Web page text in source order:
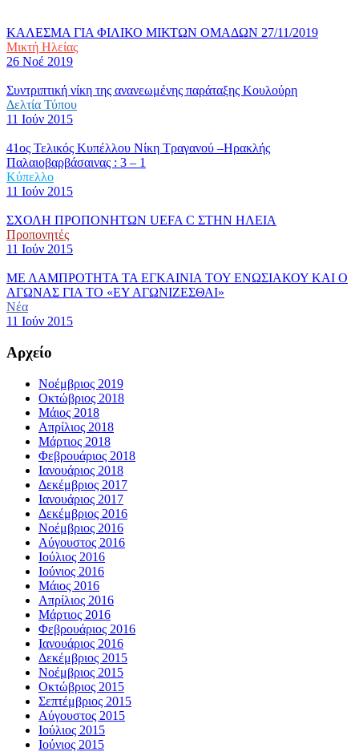
ΚΑΛΕΣΜΑ ΓΙΑ ΦΙΛΙΚΟ ΜΙΚΤΩΝ ΟΜΑΔΩΝ 27/11/2019
Μικτή Ηλείας
26 Νοέ 2019
Συντριπτική νίκη της ανανεωμένης παράταξης Κουλούρη
Δελτία Τύπου
11 Ιούν 2015
41ος Τελικός Κυπέλλου Νίκη Τραγανού –Ηρακλής
Παλαιοβαρβάσαινας : 3 – 1
Κύπελλο
11 Ιούν 2015
ΣΧΟΛΗ ΠΡΟΠΟΝΗΤΩΝ UEFA C ΣΤΗΝ ΗΛΕΙΑ
Προπονητές
11 Ιούν 2015
ΜΕ ΛΑΜΠΡΟΤΗΤΑ ΤΑ ΕΓΚΑΙΝΙΑ ΤΟΥ ΕΝΩΣΙΑΚΟΥ ΚΑΙ Ο
ΑΓΩΝΑΣ ΓΙΑ ΤΟ «ΕΥ ΑΓΩΝΙΖΕΣΘΑΙ»
Νέα
11 Ιούν 2015
Αρχείο
Νοέμβριος 2019
Οκτώβριος 2018
Μάιος 2018
Απρίλιος 2018
Μάρτιος 2018
Φεβρουάριος 2018
Ιανουάριος 2018
Δεκέμβριος 2017
Ιανουάριος 2017
Δεκέμβριος 2016
Νοέμβριος 2016
Αύγουστος 2016
Ιούλιος 2016
Ιούνιος 2016
Μάιος 2016
Απρίλιος 2016
Μάρτιος 2016
Φεβρουάριος 2016
Ιανουάριος 2016
Δεκέμβριος 2015
Νοέμβριος 2015
Οκτώβριος 2015
Σεπτέμβριος 2015
Αύγουστος 2015
Ιούλιος 2015
Ιούνιος 2015